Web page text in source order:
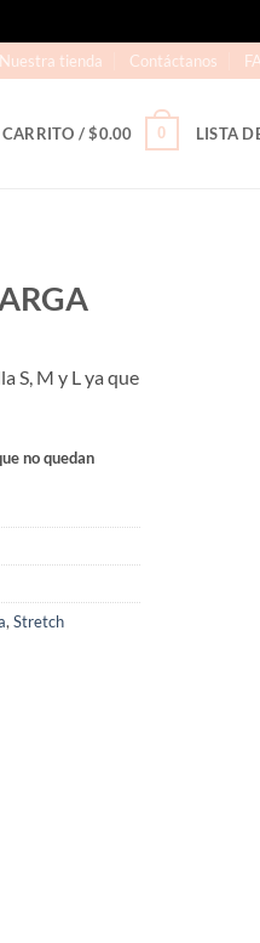
Nuestra tienda Contáctanos
CARRITO /$0.00 0 LISTA
S, M y L ya que
no quedan
, Stretch